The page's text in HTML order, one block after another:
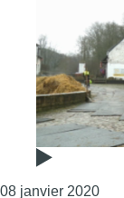
08 janvier 2020